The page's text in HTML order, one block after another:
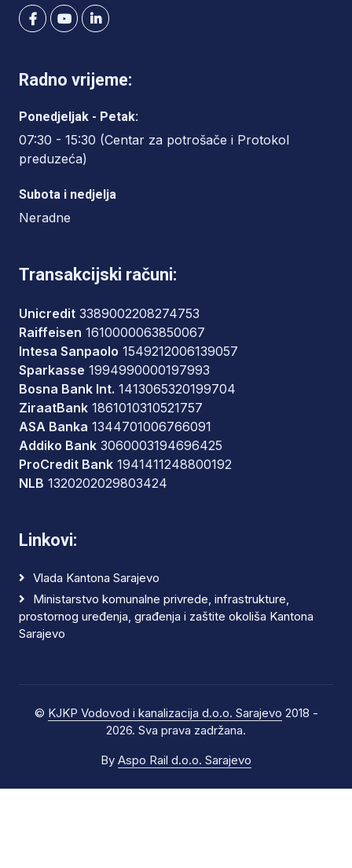
Radno vrijeme:
Ponedjeljak - Petak:
07:30 - 15:30 (Centar za potrošače i Protokol
preduzeća)
Subota i nedjelja
Neradne
Transakcijski računi:
Unicredit 3389002208274753
Raiffeisen 1610000063850067
Intesa Sanpaolo 1549212006139057
Sparkasse 1994990000197993
Bosna Bank Int. 1413065320199704
ZiraatBank 1861010310521757
ASA Banka 1344701006766091
Addiko Bank 3060003194696425
ProCredit Bank 1941411248800192
NLB 1320202029803424
Linkovi:
Vlada Kantona Sarajevo
Ministarstvo komunalne privrede, infrastrukture,
prostornog uređenja, građenja i zaštite okoliša Kantona
Sarajevo
© KJKP Vodovod i kanalizacija d.o.o. Sarajevo 2018 -
2026. Sva prava zadržana.
By Aspo Rail d.o.o. Sarajevo